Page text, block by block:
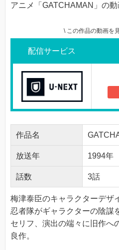
アニメ「GATCHAMAN」の動
\ この作品の動画を
配信サービス
作品名
放送年 1994年
話数 3話
梅津泰臣のキャラクターデザ
忍者隊がギャラクターの陰謀
セリフ、演出の端々に旧作へ
良作。